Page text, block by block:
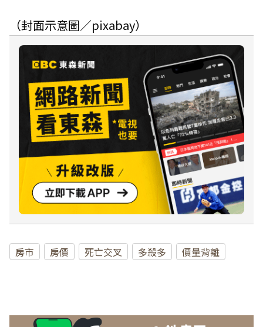
（封面示意圖／pixabay）
房市 房價 死亡交叉 多殺多 價量背離